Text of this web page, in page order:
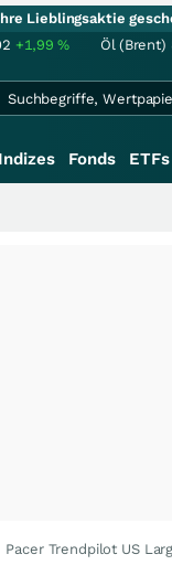
Lieblingsaktie
+1,99% Öl (Brent)
Indizes Fonds ETFs
Pacer Trendpilot US